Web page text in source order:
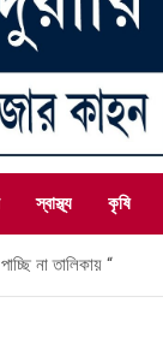
স্বাস্থ্য কৃষি
না তালিকায় “